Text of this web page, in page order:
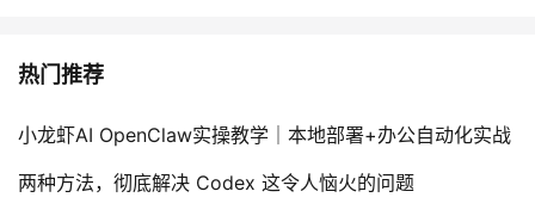
热门推荐
小龙虾AI OpenClaw实操教学｜本地部署+办公自动化实战
两种方法，彻底解决 Codex 这令人恼火的问题